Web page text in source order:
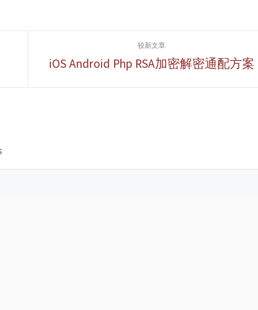
助,您可以使用RSS
您能有帮助,您可以使用RSS
方式订阅本站,感谢支持! 枚
4 5 6 7...
iOS Android Php RSA加密解密通配方案